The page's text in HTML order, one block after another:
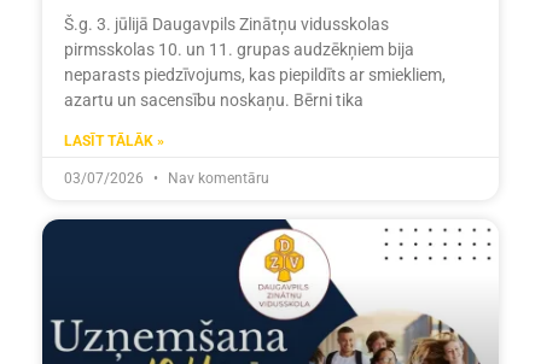
Š.g. 3. jūlijā Daugavpils Zinātņu vidusskolas
pirmsskolas 10. un 11. grupas audzēkņiem bija
neparasts piedzīvojums, kas piepildīts ar smiekliem,
azartu un sacensību noskaņu. Bērni tika
LASĪT TĀLĀK »
03/07/2026 Nav komentāru